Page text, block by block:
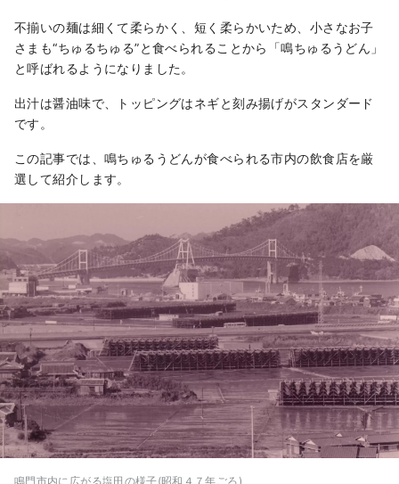
不揃いの麺は細くて柔らかく、短く柔らかいため、小さなお子
さまも“ちゅるちゅる”と食べられることから「鳴ちゅるうどん」
と呼ばれるようになりました。
出汁は醤油味で、トッピングはネギと刻み揚げがスタンダード
です。
この記事では、鳴ちゅるうどんが食べられる市内の飲食店を厳
選して紹介します。
鳴門市内に広がる塩田の様子(昭和４７年ごろ)